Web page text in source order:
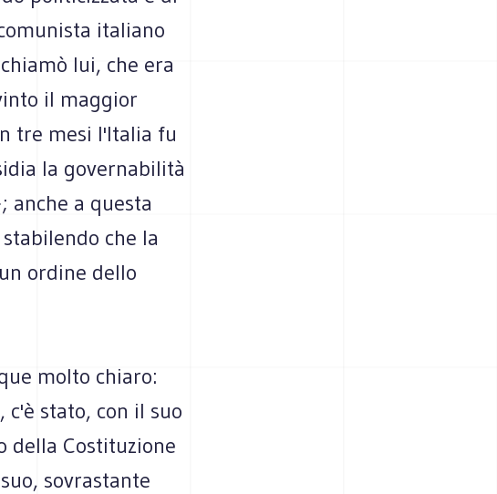
italiano
lui, che era
il maggior
tre mesi l'Italia fu
la governabilità
anche a questa
che la
ordine dello
molto chiaro:
stato, con il suo
della Costituzione
sovrastante